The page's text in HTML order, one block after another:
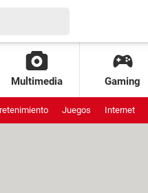
Multimedia Gaming
Juegos Internet